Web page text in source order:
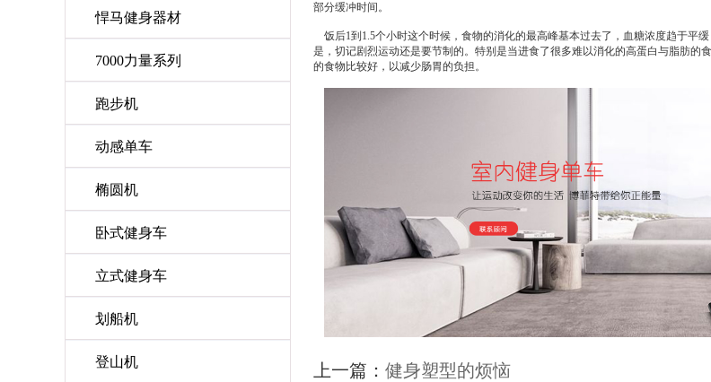
悍马健身器材
7000力量系列
跑步机
动感单车
椭圆机
卧式健身车
立式健身车
划船机
登山机
部分缓冲时间。
饭后1到1.5个小时这个时候，食物的消化的最高峰基本过去了，血糖浓度趋于平
是，切记剧烈运动还是要节制的。特别是当进食了很多难以消化的高蛋白与脂肪
的食物比较好，以减少肠胃的负担。
上一篇： 健身塑型的烦恼